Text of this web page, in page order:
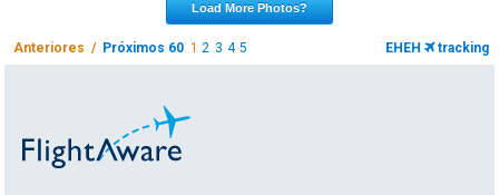
Load More Photos?
Anteriores / Próximos 60 12 3 4 5 EHEH tracking